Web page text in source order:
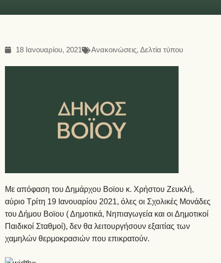
18 Ιανουαρίου, 2021 Ανακοινώσεις,Δελτία τύπου
Με απόφαση του Δημάρχου Βοϊου κ. Χρήστου Ζευκλή,
αύριο Τρίτη 19 Ιανουαρίου 2021, όλες οι Σχολικές Μονάδες
του Δήμου Βοϊου ( Δημοτικά, Νηπιαγωγεία και οι Δημοτικοί
Παιδικοί Σταθμοί), δεν θα λειτουργήσουν εξαιτίας των
χαμηλών θερμοκρασιών που επικρατούν.